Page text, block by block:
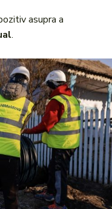
asupra a
.